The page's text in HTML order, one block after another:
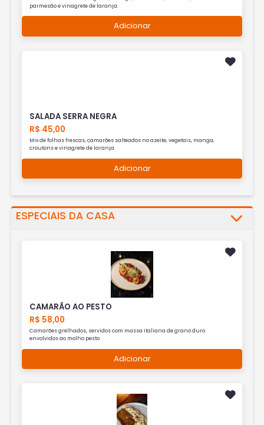
parmesão e vinagrete de laranja.
Adicionar
SALADA SERRA NEGRA
R$ 45,00
Mix de folhas frescas, camarões salteados no azeite, vegetais, manga,
croutons e vinagrete de laranja
Adicionar
ESPECIAIS DA CASA
CAMARÃO AO PESTO
R$ 58,00
Camarões grelhados, servidos com massa italiana de grano duro
envolvidos ao molho pesto
Adicionar